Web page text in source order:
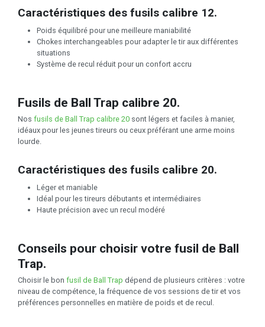
Caractéristiques des fusils calibre 12.
Poids équilibré pour une meilleure maniabilité
Chokes interchangeables pour adapter le tir aux différentes
situations
Système de recul réduit pour un confort accru
Fusils de Ball Trap calibre 20.
Nos fusils de Ball Trap calibre 20 sont légers et faciles à manier,
idéaux pour les jeunes tireurs ou ceux préférant une arme moins
lourde.
Caractéristiques des fusils calibre 20.
Léger et maniable
Idéal pour les tireurs débutants et intermédiaires
Haute précision avec un recul modéré
Conseils pour choisir votre fusil de Ball
Trap.
Choisir le bon fusil de Ball Trap dépend de plusieurs critères : votre
niveau de compétence, la fréquence de vos sessions de tir et vos
préférences personnelles en matière de poids et de recul.